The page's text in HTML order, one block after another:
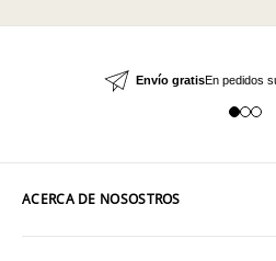
Envío gratisEn pedidos
ACERCA DE NOSOSTROS